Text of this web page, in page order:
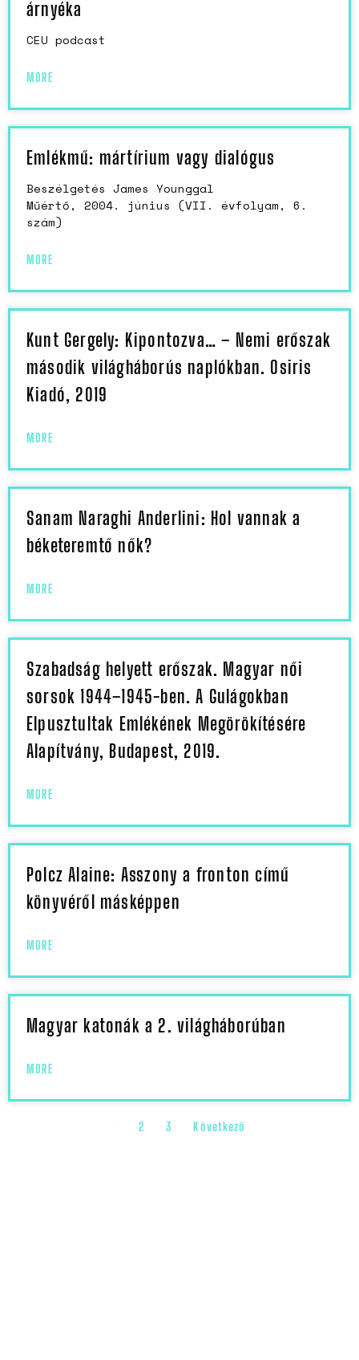
árnyéka
CEU podcast
MORE
Emlékmű: mártírium vagy dialógus
Beszélgetés James Younggal
Műértő, 2004. június (VII. évfolyam, 6.
szám)
MORE
Kunt Gergely: Kipontozva… – Nemi erőszak
második világháborús naplókban. Osiris
Kiadó, 2019
MORE
Sanam Naraghi Anderlini: Hol vannak a
béketeremtő nők?
MORE
Szabadság helyett erőszak. Magyar női
sorsok 1944–1945-ben. A Gulágokban
Elpusztultak Emlékének Megörökítésére
Alapítvány, Budapest, 2019.
MORE
Polcz Alaine: Asszony a fronton című
könyvéről másképpen
MORE
Magyar katonák a 2. világháborúban
MORE
2 3 Következő